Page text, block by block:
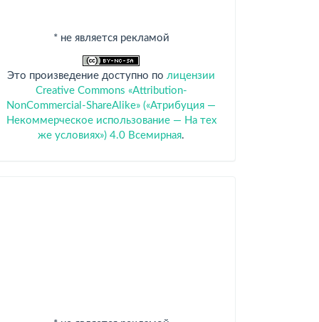
* не является рекламой
Это произведение доступно по лицензии
Creative Commons «Attribution-
NonCommercial-ShareAlike» («Атрибуция —
Некоммерческое использование — На тех
же условиях») 4.0 Всемирная.